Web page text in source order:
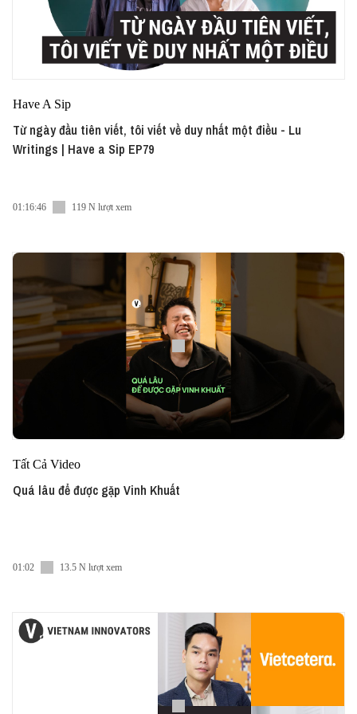
Have A Sip
Từ ngày đầu tiên viết, tôi viết về duy nhất một điều - Lu
Writings | Have a Sip EP79
01:16:46 119 N lượt xem
Tất Cả Video
Quá lâu để được gặp Vinh Khuất
01:02 13.5 N lượt xem